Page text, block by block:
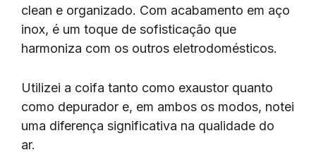
clean e organizado. Com acabamento em aço
inox, é um toque de sofisticação que
harmoniza com os outros eletrodomésticos.
Utilizei a coifa tanto como exaustor quanto
como depurador e, em ambos os modos, notei
uma diferença significativa na qualidade do
ar.